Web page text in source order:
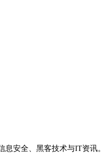
安全、黑客技术与IT资讯。